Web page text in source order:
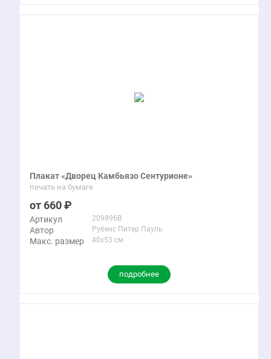
Плакат «Дворец Камбьязо Сентурионе»
печать на бумаге
660
Артикул 209896B
Автор Рубенс Питер Пауль
Макс. размер 40x53 см
подробнее